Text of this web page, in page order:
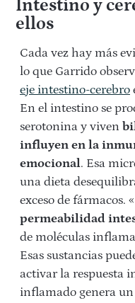
Intestino y
ellos
Cada vez hay más
lo que Garrido
eje intestino-cerebro
En el intestino se
serotonina y viven
influyen en la
emocional. Esa
una dieta
exceso de fármacos.
permeabilidad
de moléculas
Esas sustancias
activar la respuesta
inflamado genera